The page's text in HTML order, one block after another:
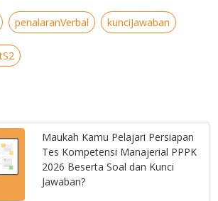
penalaranVerbal kunciJawaban
Maukah Kamu Pelajari Persiapan
Tes Kompetensi Manajerial PPPK
2026 Beserta Soal dan Kunci
Jawaban?